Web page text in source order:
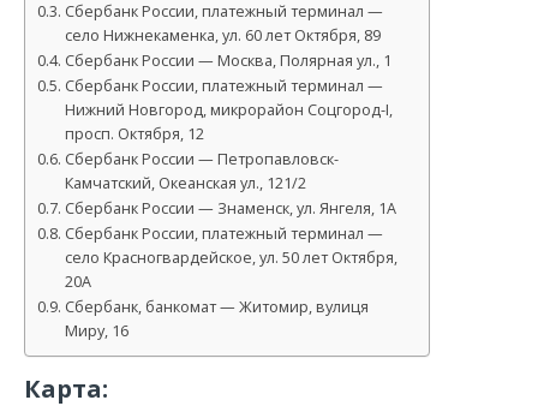
Сбербанк России, платежный терминал —
село Нижнекаменка, ул. 60 лет Октября, 89
Сбербанк России — Москва, Полярная ул., 1
Сбербанк России, платежный терминал —
Нижний Новгород, микрорайон Соцгород-I,
просп. Октября, 12
Сбербанк России — Петропавловск-
Камчатский, Океанская ул., 121/2
Сбербанк России — Знаменск, ул. Янгеля, 1А
Сбербанк России, платежный терминал —
село Красногвардейское, ул. 50 лет Октября,
20А
Сбербанк, банкомат — Житомир, вулиця
Миру, 16
Карта: